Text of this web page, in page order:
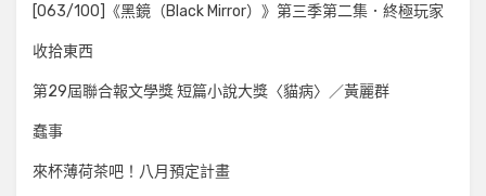
[063/100]《黑鏡（Black Mirror）》第三季第二集．終極玩家
收拾東西
第29屆聯合報文學獎 短篇小說大獎〈貓病〉／黃麗群
蠢事
來杯薄荷茶吧！八月預定計畫